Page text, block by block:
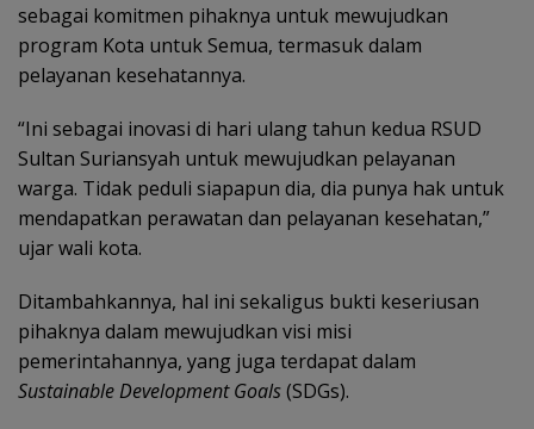
sebagai komitmen pihaknya untuk mewujudkan
program Kota untuk Semua, termasuk dalam
pelayanan kesehatannya.
“Ini sebagai inovasi di hari ulang tahun kedua RSUD
Sultan Suriansyah untuk mewujudkan pelayanan
warga. Tidak peduli siapapun dia, dia punya hak untuk
mendapatkan perawatan dan pelayanan kesehatan,”
ujar wali kota.
Ditambahkannya, hal ini sekaligus bukti keseriusan
pihaknya dalam mewujudkan visi misi
pemerintahannya, yang juga terdapat dalam
Sustainable Development Goals(SDGs).